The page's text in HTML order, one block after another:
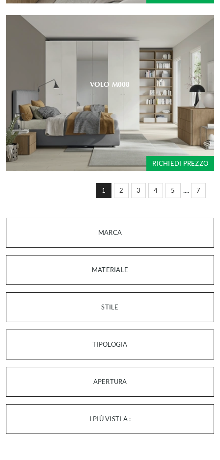
MARCA
MATERIALE
STILE
TIPOLOGIA
APERTURA
I PIÙ VISTI A :
1 2 3 4 5 .... 7
VOLO M008
RICHIEDI PREZZO